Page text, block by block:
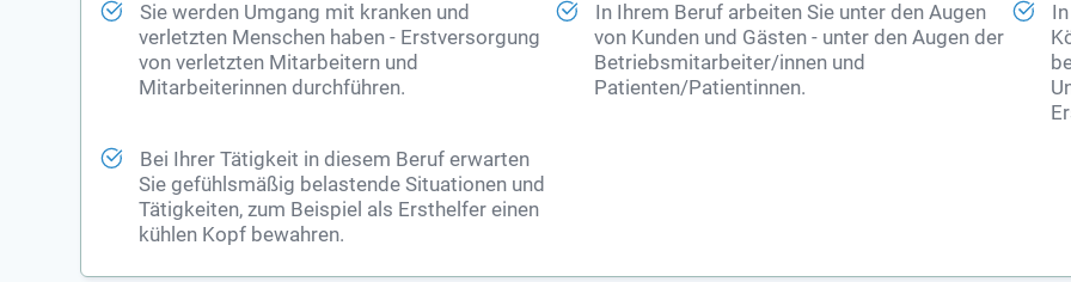
Sie werden Umgang mit kranken und
verletzten Menschen haben - Erstversorgung
von verletzten Mitarbeitern und
Mitarbeiterinnen durchführen.
In Ihrem Beruf arbeiten Sie unter den Augen
von Kunden und Gästen - unter den Augen der
Betriebsmitarbeiter/innen und
Patienten/Patientinnen.
Bei Ihrer Tätigkeit in diesem Beruf erwarten
Sie gefühlsmäßig belastende Situationen und
Tätigkeiten, zum Beispiel als Ersthelfer einen
kühlen Kopf bewahren.